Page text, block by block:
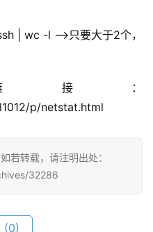
| wc -l –>只要大于2个，
接：
p/netstat.html
若转载，请注明出处：
32286
(0)